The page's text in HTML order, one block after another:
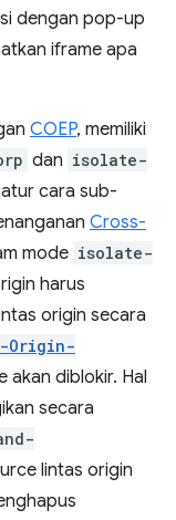
dengan pop-up
iframe apa
COEP, memiliki
dan isolate-
cara sub-
Cross-
mode isolate-
harus
origin secara
Origin-
akan diblokir. Hal
secara
lintas origin